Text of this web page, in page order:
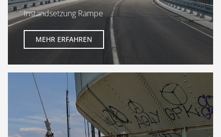
Instandsetzung Rampe
MEHR ERFAHREN